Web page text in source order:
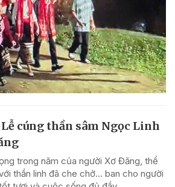
cúng thần sâm Ngọc Linh
trong năm của người Xơ Đăng, thể
thần linh đã che chở... ban cho người